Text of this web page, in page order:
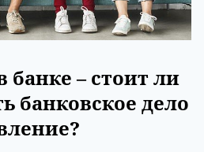
банке – стоит ли
банковское дело